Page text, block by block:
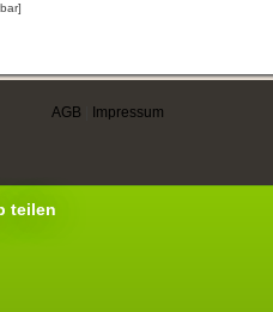
AGB Impressum
teilen